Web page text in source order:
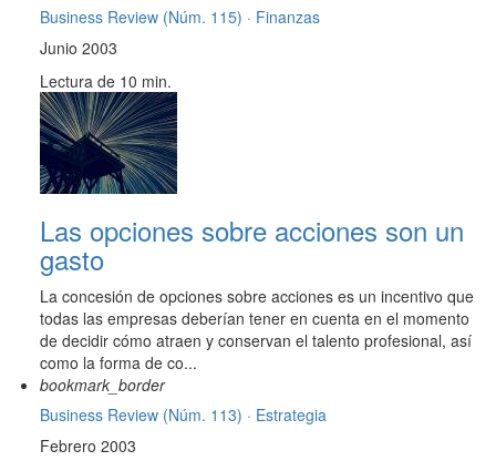
Business Review (Núm. 115) · Finanzas
Junio 2003
Lectura de 10 min.
Las opciones sobre acciones son un
gasto
La concesión de opciones sobre acciones es un incentivo que
todas las empresas deberían tener en cuenta en el momento
de decidir cómo atraen y conservan el talento profesional, así
como la forma de co...
bookmark_border
Business Review (Núm. 113) · Estrategia
Febrero 2003